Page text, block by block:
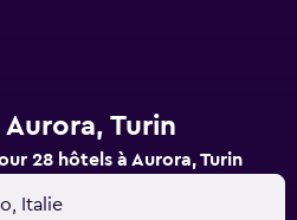
Aurora, Turin
28 hôtels à Aurora, Turin
Italie